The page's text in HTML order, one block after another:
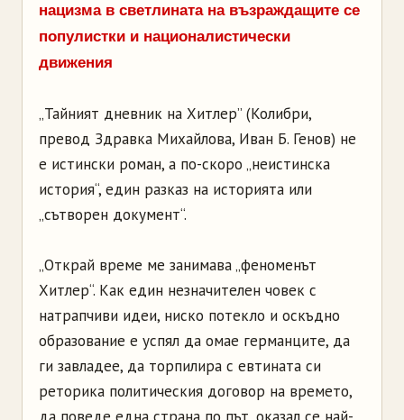
нацизма в светлината на възраждащите се
популистки и националистически
движения
„Тайният дневник на Хитлер” (Колибри,
превод Здравка Михайлова, Иван Б. Генов) не
е истински роман, а по-скоро „неистинска
история“, един разказ на историята или
„сътворен документ“.
„Открай време ме занимава „феноменът
Хитлер“. Как един незначителен човек с
натрапчиви идеи, ниско потекло и оскъдно
образование е успял да омае германците, да
ги завладее, да торпилира с евтината си
реторика политическия договор на времето,